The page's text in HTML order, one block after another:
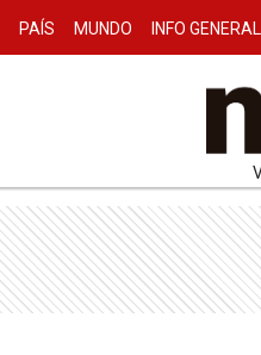
PAÍS MUNDO INFO GENERAL